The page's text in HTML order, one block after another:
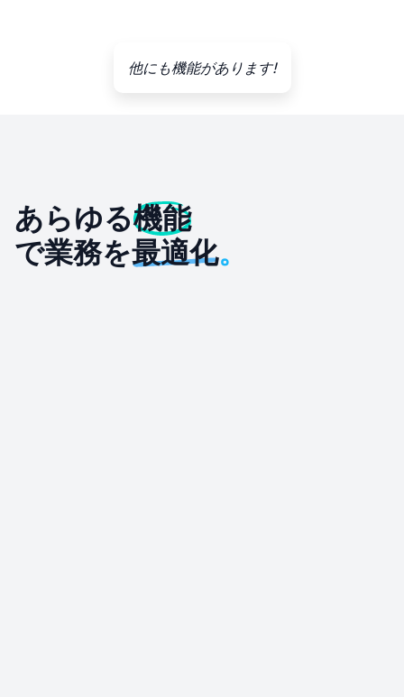
他にも機能があります!
あらゆる機能
で業務を最適化。